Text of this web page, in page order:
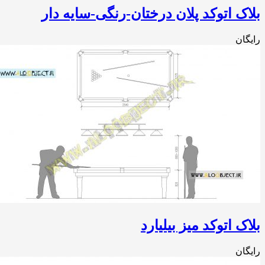
اتوکد پلان درختان-رنگی-سایه دار
اتوکد میز بیلیارد